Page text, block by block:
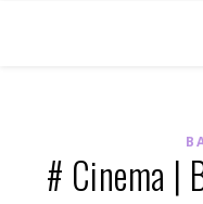
# Cinema |